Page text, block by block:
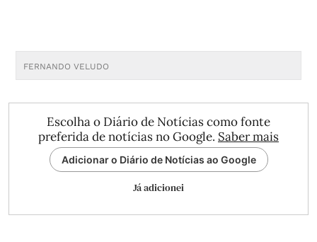
FERNANDO VELUDO
Escolha o Diário de Notícias como fonte
preferida de notícias no Google. Saber mais
Adicionar o Diário de Notícias ao Google
Já adicionei